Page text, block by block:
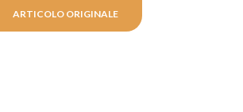
ARTICOLO ORIGINALE